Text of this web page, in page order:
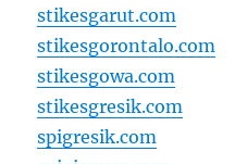
stikesgarut.com
stikesgorontalo.com
stikesgowa.com
stikesgresik.com
spigresik.com